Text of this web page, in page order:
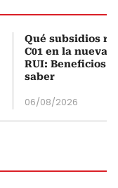
Qué subsidios
C01 en la nueva
RUI: Beneficios
saber
06/08/2026